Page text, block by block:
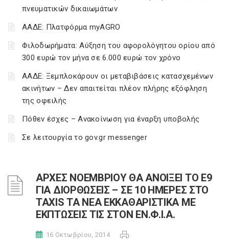
πνευματικών δικαιωμάτων
ΑΑΔΕ: Πλατφόρμα myAGRO
Φιλοδωρήματα: Αύξηση του αφορολόγητου ορίου από
300 ευρώ τον μήνα σε 6.000 ευρώ τον χρόνο
ΑΑΔΕ: Ξεμπλοκάρουν οι μεταβιβάσεις κατασχεμένων
ακινήτων – Δεν απαιτείται πλέον πλήρης εξόφληση
της οφειλής
Πόθεν έσχες – Ανακοίνωση για έναρξη υποβολής
Σε λειτουργία το gov.gr messenger
ΑΡΧΕΣ ΝΟΕΜΒΡΙΟΥ ΘΑ ΑΝΟΙΞΕΙ ΤΟ Ε9
ΓΙΑ ΔΙΟΡΘΩΣΕΙΣ – ΣΕ 10 ΗΜΕΡΕΣ ΣΤΟ
TAXIS ΤΑ ΝΕΑ ΕΚΚΑΘΑΡΙΣΤΙΚΑ ΜΕ
ΕΚΠΤΩΣΕΙΣ ΤΙΣ ΣΤΟΝ ΕΝ.Φ.Ι.Α.
16 Οκτωβρίου, 2014